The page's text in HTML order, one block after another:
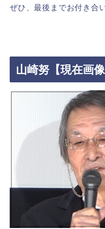
ぜひ、最後までお付き合
山崎努【現在画